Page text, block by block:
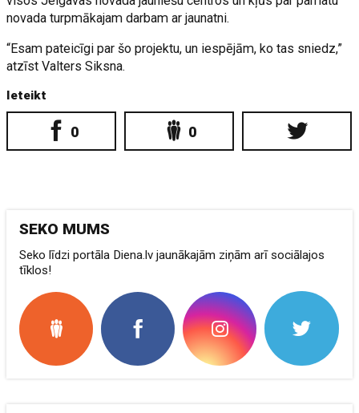
novada turpmākajam darbam ar jaunatni.
“Esam pateicīgi par šo projektu, un iespējām, ko tas sniedz,”
atzīst Valters Siksna.
Ieteikt
0 0
SEKO MUMS
Seko līdzi portāla Diena.lv jaunākajām ziņām arī sociālajos
tīklos!